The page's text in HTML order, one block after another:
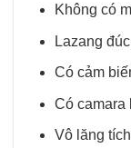
Không có
Lazang
Có cảm
Có camara
Vô lăng